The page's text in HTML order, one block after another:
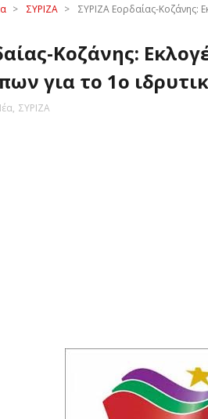
> ΣΥΡΙΖΑ >
ΣΥΡΙΖΑ Εορδαίας-Κοζάνης:
Κοζάνης:
για το 1ο
, ΣΥΡΙΖΑ